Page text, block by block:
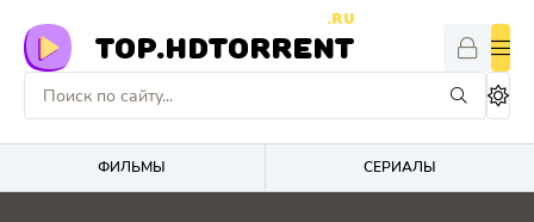
TOP.HDTORRENT
.RU
ФИЛЬМЫ СЕРИАЛЫ